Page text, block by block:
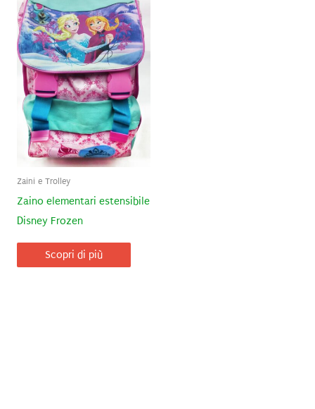
Zaini e Trolley
Zaino elementari estensibile
Disney Frozen
Scopri di più